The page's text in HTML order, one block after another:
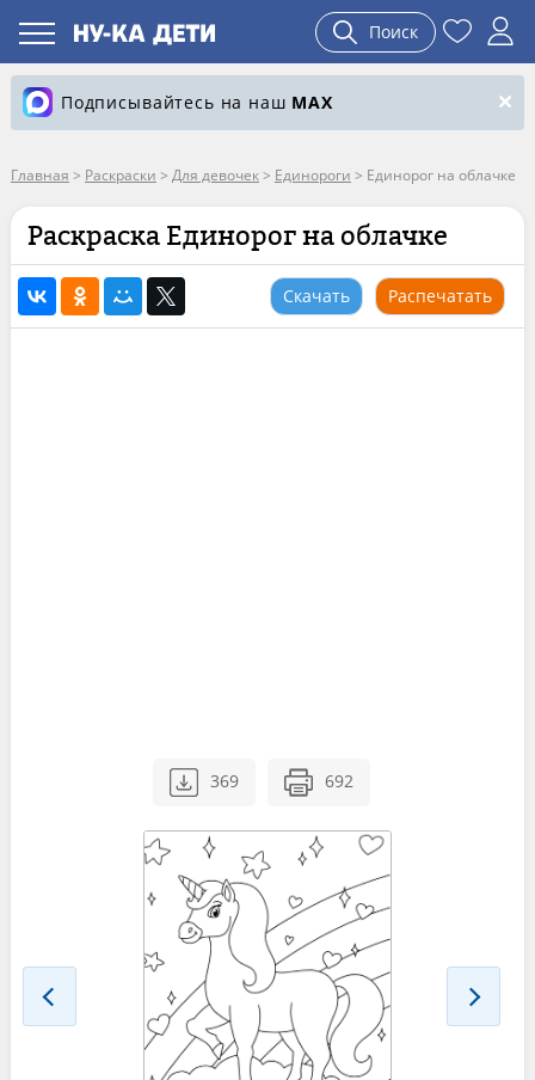
Поиск
Подписывайтесь на наш MAX
Главная > Раскраски > Для девочек> Единороги > Единорог на облачке
Раскраска Единорог на облачке
Скачать Распечатать
369 692